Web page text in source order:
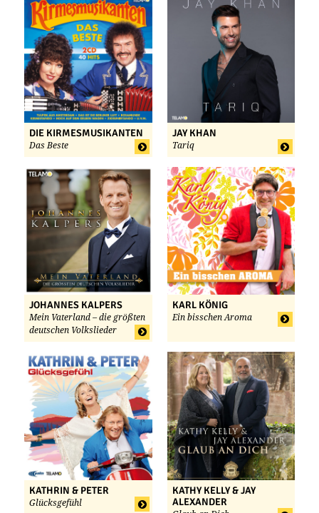
DIE KIRMESMUSIKANTEN
Das Beste
JAY KHAN
Tariq
JOHANNES KALPERS
Mein Vaterland – die größten
deutschen Volkslieder
KARL KÖNIG
Ein bisschen Aroma
KATHRIN & PETER
Glücksgefühl
KATHY KELLY & JAY
ALEXANDER